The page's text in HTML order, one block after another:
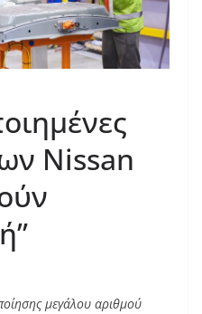
Nissan
μεγάλου αριθμού